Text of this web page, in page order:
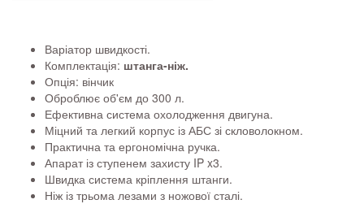
Варіатор швидкості.
Комплектація: штанга-ніж.
Опція: вінчик
Оброблює об'єм до 300 л.
Ефективна система охолодження двигуна.
Міцний та легкий корпус із АБС зі скловолокном.
Практична та ергономічна ручка.
Апарат із ступенем захисту IP x3.
Швидка система кріплення штанги.
Ніж із трьома лезами з ножової сталі.